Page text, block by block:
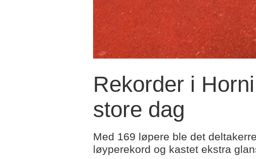
Rekorder i
store dag
Med 169 løpere ble det
løyperekord og kastet ekstra